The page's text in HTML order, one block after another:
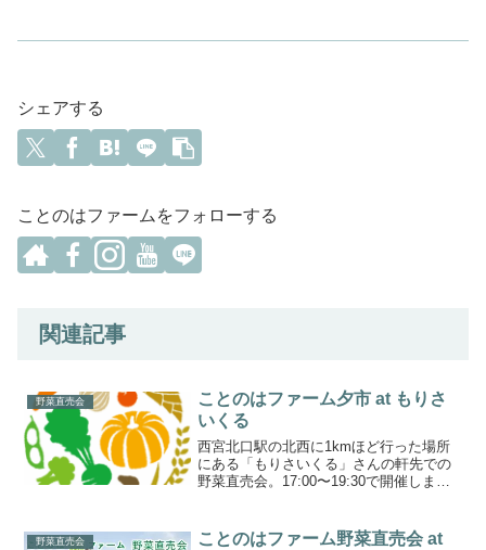
シェアする
ことのはファームをフォローする
関連記事
野菜直売会
ことのはファーム夕市 at もりさ
いくる
西宮北口駅の北西に1kmほど行った場所
にある「もりさいくる」さんの軒先での
野菜直売会。17:00〜19:30で開催しま
野菜直売会
ことのはファーム野菜直売会 at